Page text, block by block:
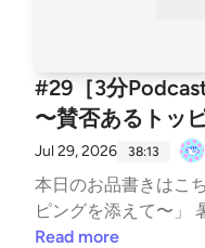
#29［3分
〜賛否あるトッ
Jul 29, 2026 38:13
本日のお品書きはこ
ピングを添えて〜」
すね〜。ということ
Read more